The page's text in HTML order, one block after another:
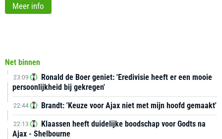
Net binnen
23:09
Ronald de Boer geniet: 'Eredivisie heeft er een mooie
persoonlijkheid bij gekregen'
22:44 Brandt: 'Keuze voor Ajax niet met mijn hoofd gemaakt'
22:13
Klaassen heeft duidelijke boodschap voor Godts na
Ajax - Shelbourne
Meer info